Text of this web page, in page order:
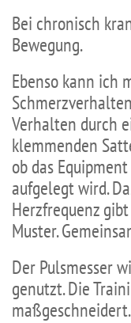
Bei chronisch
Bewegung.
Ebenso kann ich
Verhalten durch
klemmenden
ob das
aufgelegt wird.
Herzfrequenz
Muster.
Der Pulsmesser
genutzt. Die
maßgeschneidert.